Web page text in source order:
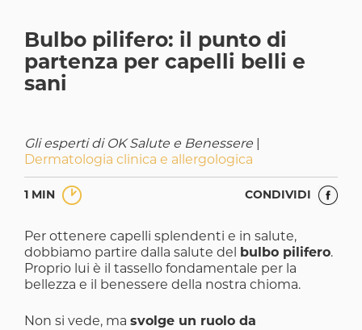
Bulbo pilifero: il punto di
partenza per capelli belli e
sani
Gli esperti di OK Salute e Benessere
Dermatologia clinica e allergologica
1 MIN CONDIVIDI
Per ottenere capelli splendenti e in salute,
dobbiamo partire dalla salute del bulbo pilifero.
Proprio lui è il tassello fondamentale per la
bellezza e il benessere della nostra chioma.
Non si vede, ma svolge un ruolo da